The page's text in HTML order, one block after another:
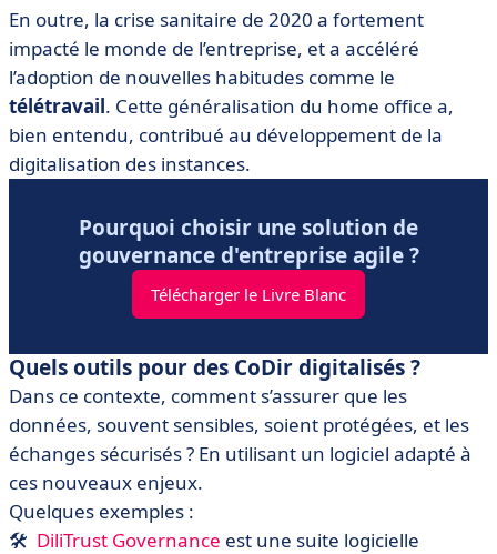
En outre, la crise sanitaire de 2020 a fortement
impacté le monde de l’entreprise, et a accéléré
l’adoption de nouvelles habitudes comme le
télétravail. Cette généralisation du home office a,
bien entendu, contribué au développement de la
digitalisation des instances.
Pourquoi choisir une solution de
gouvernance d'entreprise agile ?
Télécharger le Livre Blanc
Quels outils pour des CoDir digitalisés ?
Dans ce contexte, comment s’assurer que les
données, souvent sensibles, soient protégées, et les
échanges sécurisés ? En utilisant un logiciel adapté à
ces nouveaux enjeux.
Quelques exemples :
🛠️ DiliTrust Governance est une suite logicielle